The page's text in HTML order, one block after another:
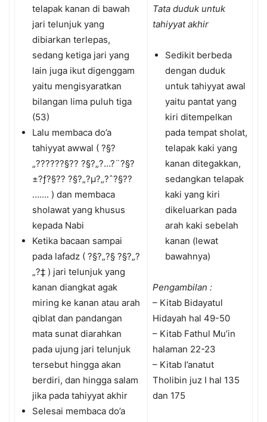
telapak kanan di bawah
jari telunjuk yang
dibiarkan terlepas,
sedang ketiga jari yang
lain juga ikut digenggam
yaitu mengisyaratkan
bilangan lima puluh tiga
(53)
Lalu membaca do’a
tahiyyat awwal ( ?§?
„???­???§?? ?§?„?…?¨?§?
±?ƒ?§?? ?§?„?µ?„?ˆ?§??
……. ) dan membaca
sholawat yang khusus
kepada Nabi
Ketika bacaan sampai
pada lafadz ( ?§?„?§ ?§?„?
„?‡ ) jari telunjuk yang
kanan diangkat agak
miring ke kanan atau arah
qiblat dan pandangan
mata sunat diarahkan
pada ujung jari telunjuk
tersebut hingga akan
berdiri, dan hingga salam
jika pada tahiyyat akhir
Selesai membaca do’a
Tata duduk untuk
tahiyyat akhir
Sedikit berbeda
dengan duduk
untuk tahiyyat awal
yaitu pantat yang
kiri ditempelkan
pada tempat sholat,
telapak kaki yang
kanan ditegakkan,
sedangkan telapak
kaki yang kiri
dikeluarkan pada
arah kaki sebelah
kanan (lewat
bawahnya)
Pengambilan :
– Kitab Bidayatul
Hidayah hal 49-50
– Kitab Fathul Mu’in
halaman 22-23
– Kitab I’anatut
Tholibin juz I hal 135
dan 175